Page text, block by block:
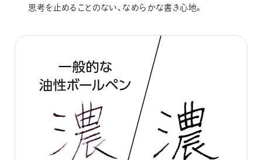
思考を止めることのない、なめらかな書き心地。